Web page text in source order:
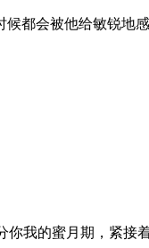
都会被他给敏锐地
我的蜜月期，紧接